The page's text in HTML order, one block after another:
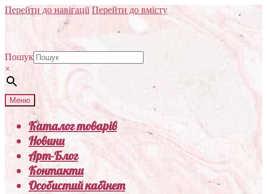
Перейти до навігації Перейти до вмісту
Пошук
×
Меню
Каталог товарів
Новини
Арт-Блог
Контакти
Особистий кабінет